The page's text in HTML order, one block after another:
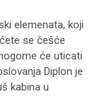
elemenata, koji
se češće
će uticati
Diplon je
kabina u